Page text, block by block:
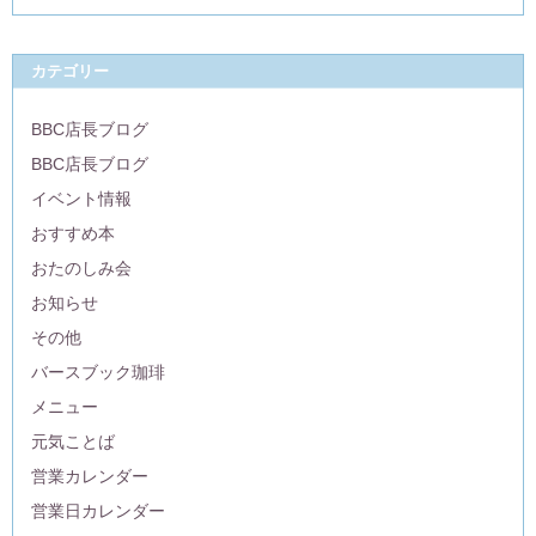
カテゴリー
BBC店長ブログ
BBC店長ブログ
イベント情報
おすすめ本
おたのしみ会
お知らせ
その他
バースブック珈琲
メニュー
元気ことば
営業カレンダー
営業日カレンダー